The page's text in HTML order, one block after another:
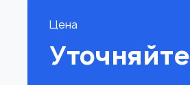
Цена
Уточняйте